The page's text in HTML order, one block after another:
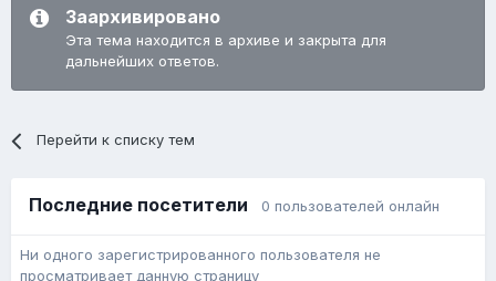
Заархивировано
Эта тема находится в архиве и закрыта для
дальнейших ответов.
Перейти к списку тем
Последние посетители 0 пользователей онлайн
Ни одного зарегистрированного пользователя не
просматривает данную страницу